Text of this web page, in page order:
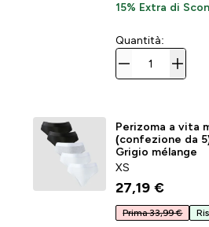
15% Extra di
Quantità:
Perizoma a vita
(confezione da
Grigio mélange
XS
27,19 €‎
Prima 33,99 €